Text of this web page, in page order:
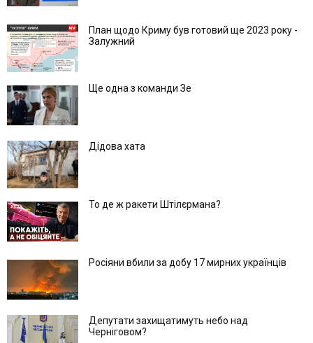
План щодо Криму був готовий ще 2023 року -
Залужний
Ще одна з команди Зе
Дідова хата
То де ж ракети Штілєрмана?
Росіяни вбили за добу 17 мирних українців
Депутати захищатимуть небо над
Черніговом?